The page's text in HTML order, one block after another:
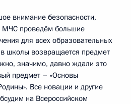
внимание безопасности,
МЧС проведём большие
для всех образовательных
школы возвращается предмет
значимо, давно ждали это
предмет – «Основы
Все новации и другие
на Всероссийском